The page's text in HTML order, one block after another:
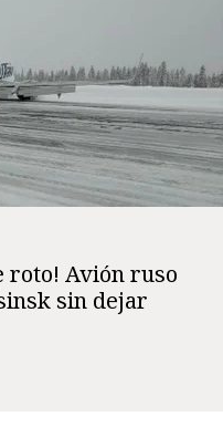
roto! Avión ruso
sin dejar